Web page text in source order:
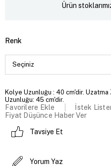
Ürün
Renk
Kolye Uzunluğu : 40 cm'dir.
Uzunluğu: 45 cm'dir.
Favorilere Ekle
İstek
Fiyat Düşünce Haber Ver
Tavsiye Et
Yorum Yaz